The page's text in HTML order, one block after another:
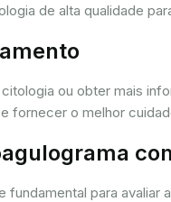
de alta qualidade
ou obter mais
fornecer o melhor
fundamental para